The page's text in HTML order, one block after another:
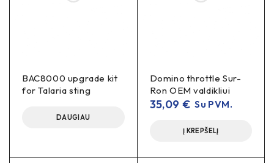
BAC8000 upgrade kit
for Talaria sting
DAUGIAU
Domino throttle Sur-
Ron OEM valdikliui
35,09 € Su PVM.
Į KREPŠELĮ